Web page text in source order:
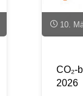
10.
CO₂-
2026